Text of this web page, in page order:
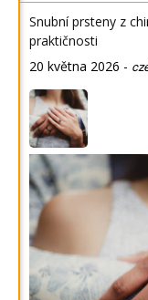
Snubní prsteny z
praktičnosti
20 května 2026 -